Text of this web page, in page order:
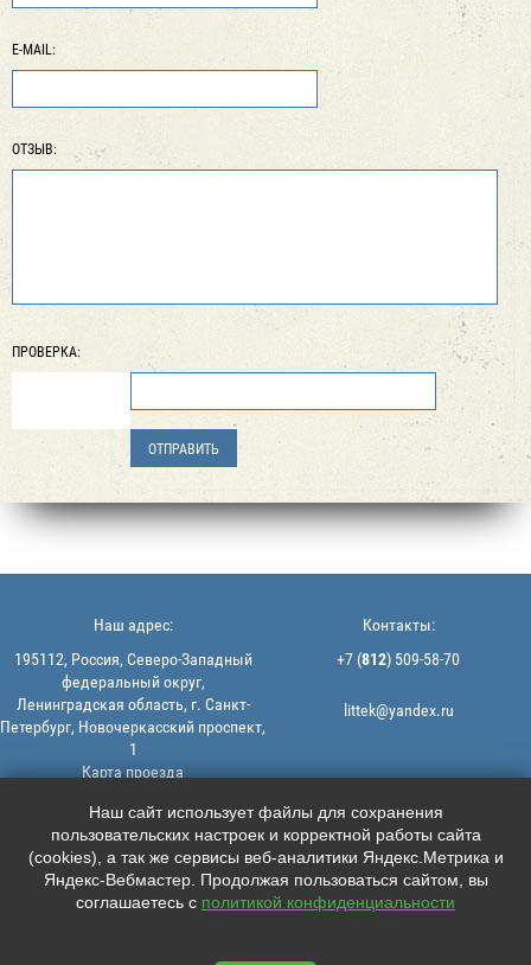
E-MAIL:
ОТЗЫВ:
ПРОВЕРКА:
© 2013-2026 | ООО "ЛИТТЕК" -
производство и продажа РТИ
ИНН: 7806523560 | ОГРН:
1147847126162
Политика конфиденциальности |
Пользовательское соглашение
Наш адрес:
195112, Россия, Северо-Западный
федеральный округ,
Ленинградская область, г. Санкт-
Петербург, Новочеркасский проспект,
1
Карта проезда
Контакты:
+7 (812) 509-58-70
littek@yandex.ru
Мы в соцсетях:
    
Наш сайт использует файлы для сохранения
пользовательских настроек и корректной работы сайта
(cookies), а так же сервисы веб-аналитики Яндекс.Метрика и
Яндекс-Вебмастер. Продолжая пользоваться сайтом, вы
соглашаетесь с политикой конфиденциальности